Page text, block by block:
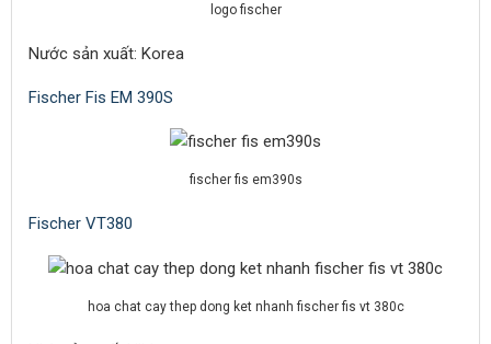
logo fischer
Nước sản xuất: Korea
Fischer Fis EM 390S
fischer fis em390s
Fischer VT380
hoa chat cay thep dong ket nhanh fischer fis vt 380c